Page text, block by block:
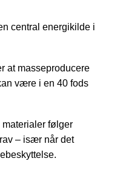
på at gøre
central energikilde i
at masseproducere
være i en 40 fods
materialer følger
– især når det